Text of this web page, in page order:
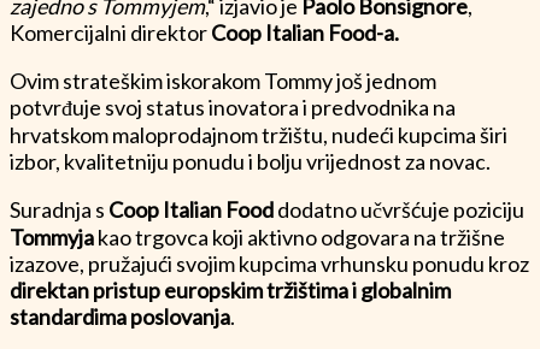
zajedno s Tommyjem,“ izjavio je Paolo Bonsignore,
Komercijalni direktorCoop Italian Food-a.
Ovim strateškim iskorakom Tommy još jednom
potvrđuje svoj status inovatora i predvodnika na
hrvatskom maloprodajnom tržištu, nudeći kupcima širi
izbor, kvalitetniju ponudu i bolju vrijednost za novac.
Suradnja s Coop Italian Fooddodatno učvršćuje poziciju
Tommyjakao trgovca koji aktivno odgovara na tržišne
izazove, pružajući svojim kupcima vrhunsku ponudu kroz
direktan pristup europskim tržištima i globalnim
standardima poslovanja.